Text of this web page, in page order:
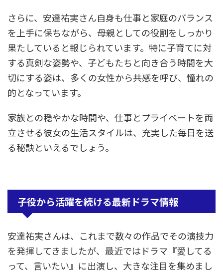
さらに、安達祐実さん自身も仕事と家庭のバランス
を上手に保ちながら、母親としての役割をしっかり
果たしていると報じられています。特に子育てに対
する真剣な姿勢や、子どもたちと向き合う時間を大
切にする姿は、多くの女性から共感を呼び、憧れの
的となっています。
家族との穏やかな時間や、仕事とプライベートを両
立させる彼女の生活スタイルは、充実した毎日を送
る秘訣といえるでしょう。
子役から活躍を続ける最新ドラマ情報
安達祐実さんは、これまで数々の作品でその演技力
を発揮してきましたが、最近ではドラマ『愛してる
って、言いたい』に出演し、大きな注目を集めまし